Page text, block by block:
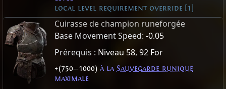
local level requirement override [1]
Cuirasse de champion runeforgée
Base Movement Speed: -0.05
Prérequis : Niveau 58, 92 For
+(750—1000) à la Sauvegarde runique
maximale